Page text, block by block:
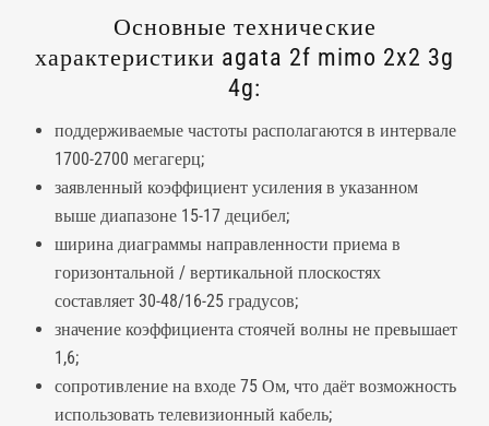
Основные технические
характеристики agata 2f mimo 2x2 3g
4g:
поддерживаемые частоты располагаются в интервале
1700-2700 мегагерц;
заявленный коэффициент усиления в указанном
выше диапазоне 15-17 децибел;
ширина диаграммы направленности приема в
горизонтальной / вертикальной плоскостях
составляет 30-48/16-25 градусов;
значение коэффициента стоячей волны не превышает
1,6;
сопротивление на входе 75 Ом, что даёт возможность
использовать телевизионный кабель;